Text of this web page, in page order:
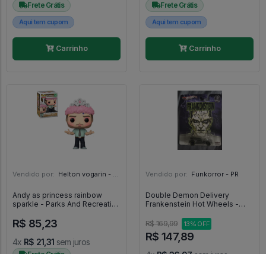
Frete Grátis
Aqui tem cupom
Carrinho
Frete Grátis
Aqui tem cupom
Carrinho
Vendido por: Helton vogarin - SP
Andy as princess rainbow
sparkle - Parks And Recreation
R$ 85,23
4x R$ 21,31 sem juros
Vendido por: Funkorror - PR
Double Demon Delivery
Frankenstein Hot Wheels -
R$ 169,99
13% OFF
R$ 147,89